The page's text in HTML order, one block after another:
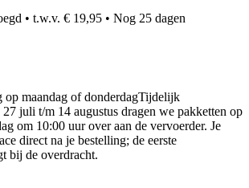
• t.w.v. € 19,95 • Nog 25 dagen
op maandag of donderdagTijdelijk
27 juli t/m 14 augustus dragen we pakketten op
om 10:00 uur over aan de vervoerder. Je
direct na je bestelling; de eerste
bij de overdracht.